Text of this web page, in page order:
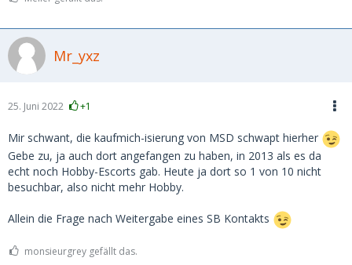
Mr_yxz
25. Juni 2022 +1
Mir schwant, die kaufmich-isierung von MSD schwapt hierher
Gebe zu, ja auch dort angefangen zu haben, in 2013 als es da
echt noch Hobby-Escorts gab. Heute ja dort so 1 von 10 nicht
besuchbar, also nicht mehr Hobby.
Allein die Frage nach Weitergabe eines SB Kontakts
monsieurgrey gefällt das.